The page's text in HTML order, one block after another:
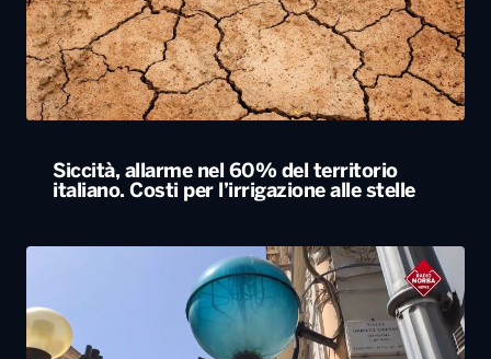
Siccità, allarme nel 60% del territorio
italiano. Costi per l’irrigazione alle stelle